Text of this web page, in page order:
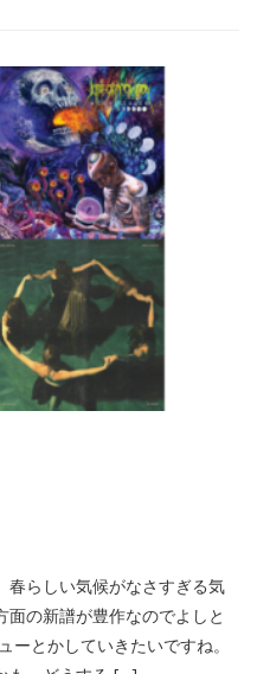
春らしい気候がなさすぎる気
の新譜が豊作なのでよしと
ーとかしていきたいですね。